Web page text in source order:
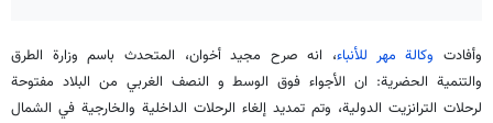
وأفادت وكالة مهر للأنباء، انه صرح مجيد أخوان، المتحدث باسم وزارة الطرق
والتنمية الحضرية: ان الأجواء فوق الوسط و النصف الغربي من البلاد مفتوحة
لرحلات الترانزيت الدولية، وتم تمديد إلغاء الرحلات الداخلية والخارجية في الشمال